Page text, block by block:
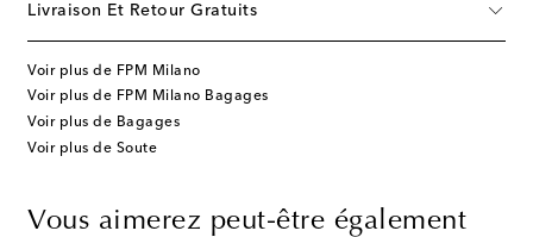
Livraison Et Retour Gratuits
Voir plus de FPM Milano
Voir plus de FPM Milano Bagages
Voir plus de Bagages
Voir plus de Soute
Vous aimerez peut-être également